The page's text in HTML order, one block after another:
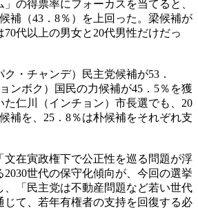
の得票率にフォーカスを当てると、
補（43．8％）を上回った。梁候補が
代以上の男女と20代男性だけだっ
・チャンデ）民主党候補が53．
ンボク）国民の力候補が45．5％を獲
仁川（インチョン）市長選でも、20
補を、25．8％は朴候補をそれぞれ支
文在寅政権下で公正性を巡る問題が浮
2030世代の保守化傾向が、今回の選挙
、「民主党は不動産問題など若い世代
じて、若年有権者の支持を回復する必